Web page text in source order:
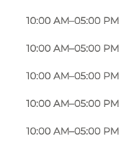
10:00 AM–05:00 PM
10:00 AM–05:00 PM
10:00 AM–05:00 PM
10:00 AM–05:00 PM
10:00 AM–05:00 PM